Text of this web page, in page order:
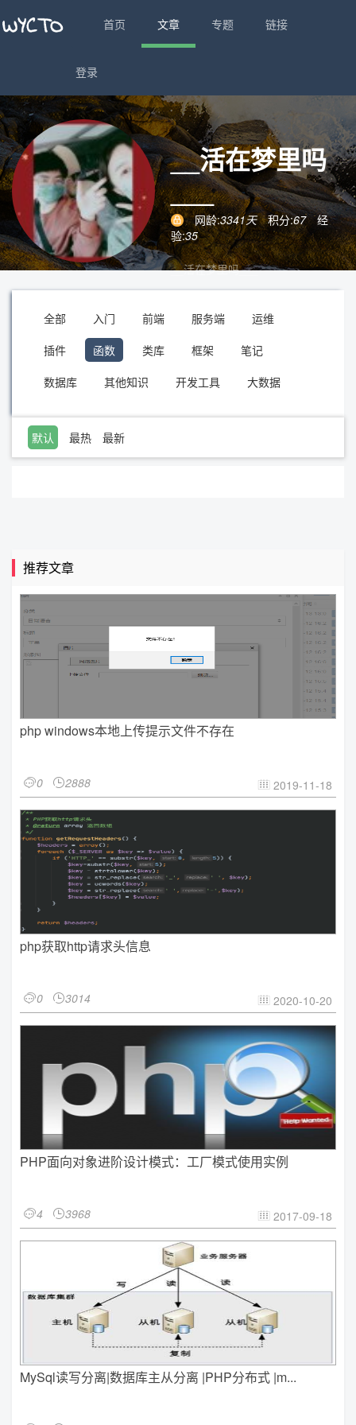
首页 文章 专题 链接
登录
__活在梦里吗
___
网龄:3341天 积分:67
经
验:35
__活在梦里吗___
全部 入门 前端 服务端
运维
插件
函数 类库 框架
笔记
数据库
其他知识 开发工具 大数据
默认 最热 最新
推荐文章
php windows本地上传提示文件不存在
0 2888  2019-11-18
php获取http请求头信息
0 3014  2020-10-20
PHP面向对象进阶设计模式：工厂模式使用实例
4 3968  2017-09-18
MySql读写分离|数据库主从分离 |PHP分布式 |m...